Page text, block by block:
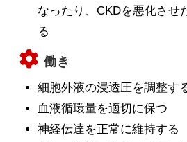
なったり、CKDを悪化させ
る
働き
細胞外液の浸透圧を調整す
血液循環量を適切に保つ
神経伝達を正常に維持する